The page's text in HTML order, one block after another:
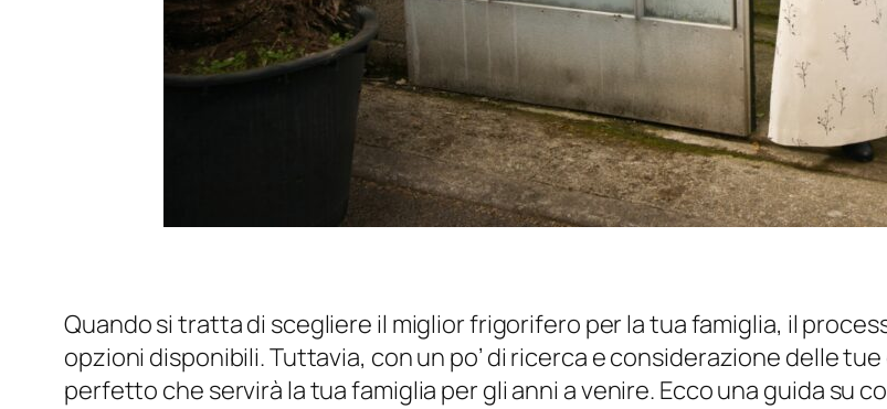
Quando si tratta di scegliere il miglior frigorifero per la tua famiglia, il
opzioni disponibili. Tuttavia, con un po’ di ricerca e considerazione delle
perfetto che servirà la tua famiglia per gli anni a venire. Ecco una guida su